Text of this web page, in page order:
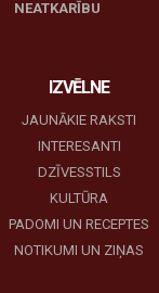
NEATKARĪBU
IZVĒLNE
JAUNĀKIE RAKSTI
INTERESANTI
DZĪVESSTILS
KULTŪRA
PADOMI UN RECEPTES
NOTIKUMI UN ZIŅAS